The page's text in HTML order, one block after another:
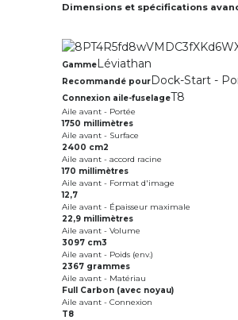
Dimensions et spécifications
GammeLéviathan
Recommandé pourDock-Start -
Connexion aile-fuselageT8
Aile avant - Portée
1750 millimètres
Aile avant - Surface
2400 cm2
Aile avant - accord racine
170 millimètres
Aile avant - Format d'image
12,7
Aile avant - Épaisseur maximale
22,9 millimètres
Aile avant - Volume
3097 cm3
Aile avant - Poids (env.)
2367 grammes
Aile avant - Matériau
Full Carbon (avec noyau)
Aile avant - Connexion
T8